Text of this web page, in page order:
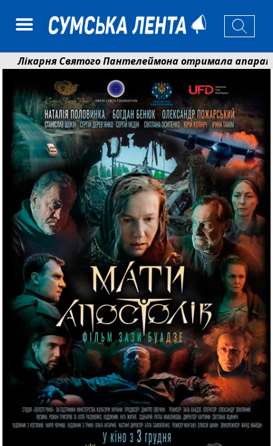
Святого Пантелеймона отримала апарат УЗД
Кобзар вручив родинам 20 полеглих Героїв